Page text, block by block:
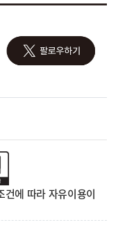
에 따라 자유이용이